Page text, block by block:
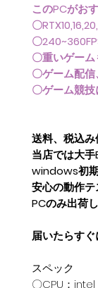
このPCがお
〇
〇
〇重いゲー
〇ゲーム配
〇ゲーム競
送料、税込
当店では大
windows初期
安心の動作
​PCのみ出荷
届いたらすぐ
スペック
〇CPU： intel